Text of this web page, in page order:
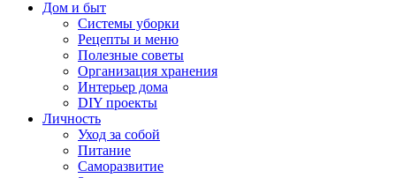
Дом и быт
Системы уборки
Рецепты и меню
Полезные советы
Организация хранения
Интерьер дома
DIY проекты
Личность
Уход за собой
Питание
Саморазвитие